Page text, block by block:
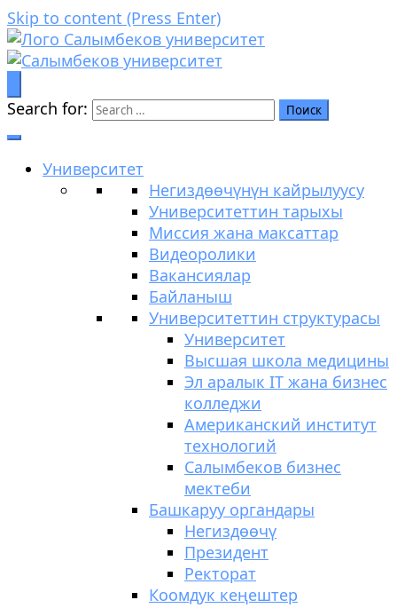
Skip to content (Press Enter)
Салымбеков университет
Билим аркылуу өркүндөө
Search for:
Университет
Негиздөөчүнүн кайрылуусу
Университеттин тарыхы
Миссия жана максаттар
Видеоролики
Вакансиялар
Байланыш
Университеттин структурасы
Университет
Высшая школа медицины
Эл аралык IT жана бизнес
колледжи
Американский институт
технологий
Салымбеков бизнес
мектеби
Башкаруу органдары
Негиздөөчү
Президент
Ректорат
Коомдук кеңештер